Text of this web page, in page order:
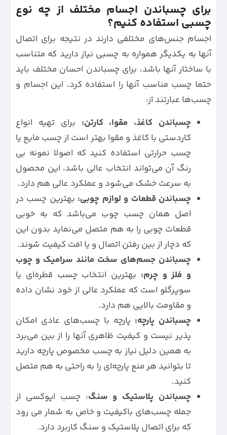
برای چسباندن اجسام مختلف از چه نوع
چسبی استفاده کنیم؟
اجسام جنس‌های مختلفی دارند در نتیجه برای اتصال
آنها به یکدیگر همواره به چسبی نیاز دارید که متناسب
با ساختار آنها باشد، برای چسباندن احسان مختلف باید
حتما چسب مناسب آنها را استفاده کرد، این اجسام و
چسب‌ها عبارتند از:
چسباندن کاغذ، مقوا، کارتن: برای تهیه انواع
کاردستی با کاغذ و مقوا بهتر است از چسب مایع یا
چسب حرارتی استفاده کنید که اصولا نمونه بی
رنگ آن می‌تواند انتخاب عالی باشد، این محصول
به سرعت خشک می‌شود و عملکرد عالی هم دارد.
چسباندن قطعات و لوازم چوبی: بهترین چسب در
اصل همان چسب چوب می‌باشد که به خوبی
قطعات چوبی را به هم متصل می‌نماید بدون این
که دچار از بین رفتن اتصال و یا افت کیفیت شوند.
چسباندن جسم‌های سخت مانند سرامیک و چوب
و فلز و چرم: بهترین انتخاب چسب قطره‌ای یا
سوپرگلو است که عملکرد عالی از خود نشان داده
و مقاومت بالایی هم دارد.
چسباندن پارچه: پارچه با چسب‌های عادی امکان
پذیر نیست و کیفیت ظاهری آنها را از بین می‌برد
به همین دلیل نیاز به چسب مخصوص پارچه دارید
تا بتوانید هر منع پارچه‌ای را به راحتی به هم متصل
کنید.
چسباندن پلاستیک و سنگ: چسب اپوکسی از
جمله چسب‌های باکیفیت و خاص به شمار می رود
که برای اتصال پلاستیک و سنگ کاربرد دارد.